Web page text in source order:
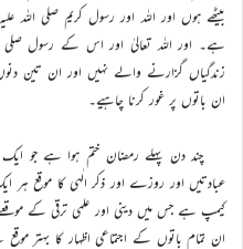
بیٹھے ہوں اور اللہ اور رسول کریم صلی
ہے۔ اور اللہ تعالیٰ اور اس کے رسول صلی
زندگیاں گزارنے والے نہیں اور ان تین
ان باتوں پر غور کرنا چاہیے۔
چند دن پہلے رمضان ختم ہوا ہے جو ایک
عبادتیں اور روزے اور ذکر الٰہی کا موقع
کیمپ ہے جس میں دینی اور علمی ترقی کے
ان تمام باتوں کے اجتماعی اظہار کا بہتر